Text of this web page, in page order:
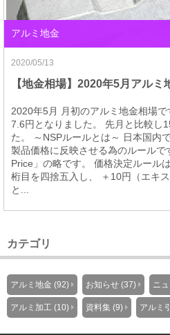
アルミ地金
2020/05/13
【地金相場】2020年5月アルミ
2020年5月 月初のアルミ地金相場
7.6円となりました。 先月と比較し
た。 ～NSPルールとは～ 日本国内
製品価格に反映させる為のルール
Price」の略です。 価格決定ルール
桁目を四捨五入し、 ＋10円（エキ
と...
カテゴリ
アルミ地金 (92) お知らせ (37) ニ
アルミ加工 (10) 資料集 (9) アルミ